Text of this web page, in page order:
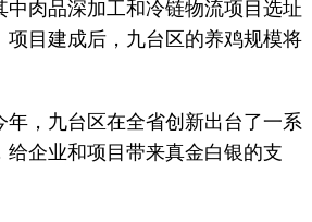
中肉品深加工和冷链物流项目选址
项目建成后，九台区的养鸡规模将
，九台区在全省创新出台了一系
给企业和项目带来真金白银的支